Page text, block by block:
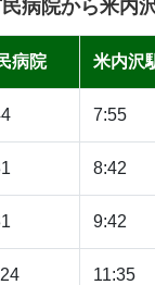
病院から米内
病院 米内沢
7:55
8:42
9:42
11:35